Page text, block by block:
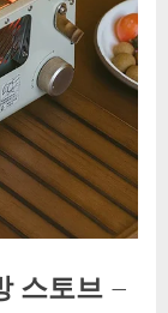
스토브 –